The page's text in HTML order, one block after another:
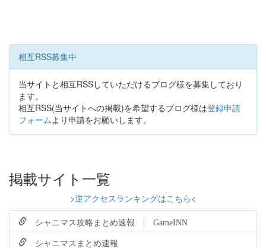
相互RSS募集中
当サイトと相互RSSしていただけるブログ様を募集しており
ます。
相互RSS(当サイトへの掲載)を希望するブログ様は登録申請
フォームより申請をお願いします。
掲載サイト一覧
>逆アクセスランキングはこちら<
シャニマス攻略まとめ速報 | GameINN
シャニマスまとめ速報